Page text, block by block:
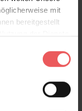
mit
bereitgestellt